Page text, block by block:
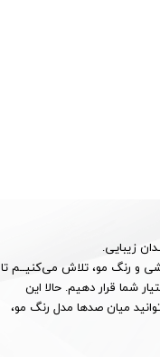
زیبایی.
از بازار آرایشی و رنگ مو، تلاش می‌کنیــم تا
شما قرار دهیم. حالا این
میان صدها مدل رنگ مو،